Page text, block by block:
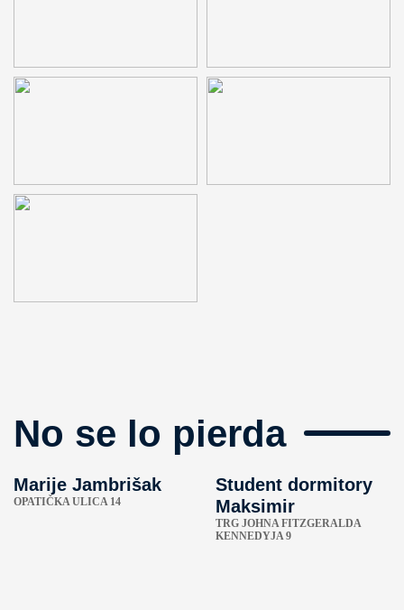
No se lo pierda
Marije Jambrišak
OPATIČKA ULICA 14
Student dormitory
Maksimir
TRG JOHNA FITZGERALDA
KENNEDYJA 9